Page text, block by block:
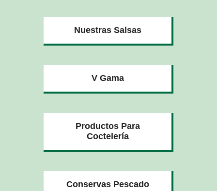
Nuestras Salsas
V Gama
Productos Para
Coctelería
Conservas Pescado